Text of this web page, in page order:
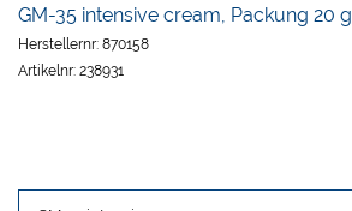
GM-35 intensive cream, Packung 20 g
Herstellernr: 870158
Artikelnr: 238931